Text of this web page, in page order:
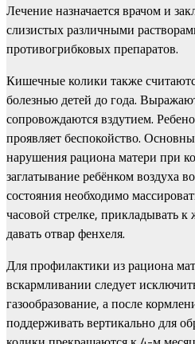
Лечение назначается врачом и
слизистых различными
противогрибковых препаратов.
Кишечные колики также
болезнью детей до года.
сопровождаются вздутием.
проявляет беспокойство.
нарушения рациона матери при
заглатывание ребёнком воздуха
состояния необходимо
часовой стрелке, прикладывать
давать отвар фенхеля.
Для профилактики из рациона
вскармливании следует
газообразование, а после
поддерживать вертикально для